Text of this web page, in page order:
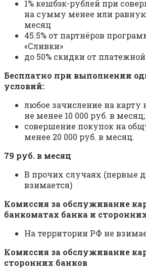
1% кешбэк-рублей при
на сумму менее или равную
месяц
45.5% от партнёров
«Сливки»
до 50% скидки от
Бесплатно при выполнении
условий:
любое зачисление на
не менее 10 000 руб. в месяц;
совершение покупок на
менее 20 000 руб. в месяц.
79 руб. в месяц
В прочих случаях (первые
взимается)
Комиссия за обслуживание
банкоматах банка и
На территории РФ не
Комиссия за обслуживание
сторонних банков